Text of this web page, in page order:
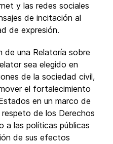
y las redes sociales
de incitación al
de expresión.
de una Relatoría sobre
sea elegido en
de la sociedad civil,
el fortalecimiento
en un marco de
de los Derechos
a las políticas públicas
de sus efectos